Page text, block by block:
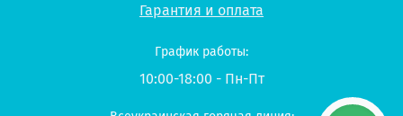
Гарантия и оплата
График работы:
10:00-18:00 - Пн-Пт